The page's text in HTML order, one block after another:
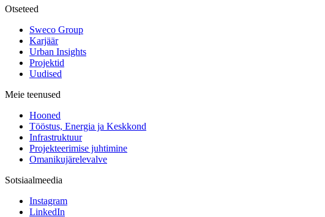
Otseteed
Sweco Group
Karjäär
Urban Insights
Projektid
Uudised
Meie teenused
Hooned
Tööstus, Energia ja Keskkond
Infrastruktuur
Projekteerimise juhtimine
Omanikujärelevalve
Sotsiaalmeedia
Instagram
LinkedIn